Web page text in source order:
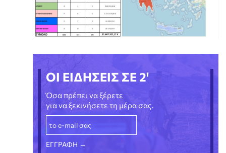
ΟΙ ΕΙΔΗΣΕΙΣ ΣΕ 2'
Όσα πρέπει να ξέρετε
για να ξεκινήσετε τη μέρα σας.